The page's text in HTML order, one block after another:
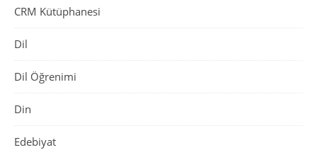
CRM Kütüphanesi
Dil
Dil Öğrenimi
Din
Edebiyat